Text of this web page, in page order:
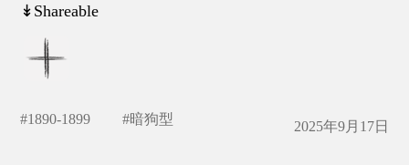
↡Shareable
#1890-1899 #暗狗型 2025年9月17日